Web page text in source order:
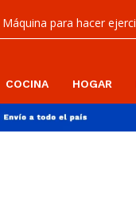
COCINA HOGAR